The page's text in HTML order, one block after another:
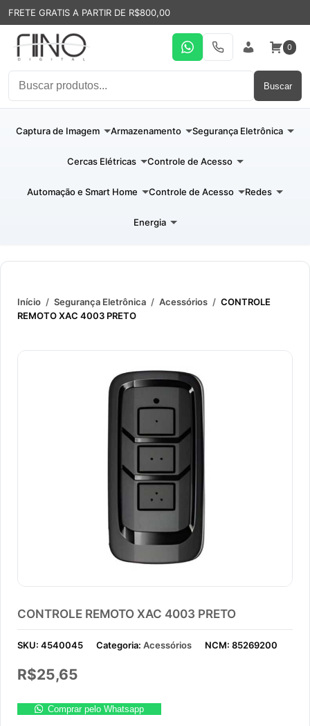
FRETE GRATIS A PARTIR DE R$800,00
Buscar
WhatsApp19 31994110
Entrar
0
Captura de Imagem Armazenamento Segurança Eletrônica
Cercas Elétricas Controle de Acesso
Automação e Smart Home Controle de Acesso Redes
Energia
Início / Segurança Eletrônica / Acessórios / CONTROLE
REMOTO XAC 4003 PRETO
CONTROLE REMOTO XAC 4003 PRETO
SKU: 4540045 Categoria: Acessórios NCM: 85269200
R$25,65
Comprar pelo Whatsapp